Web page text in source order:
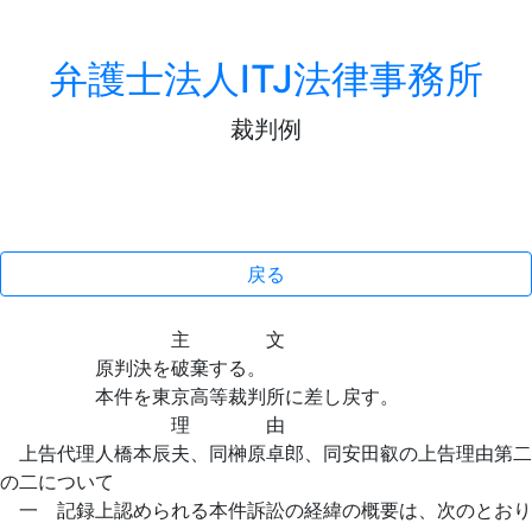
弁護士法人ITJ法律事務所
裁判例
戻る
主 文
原判決を破棄する。
本件を東京高等裁判所に差し戻す。
理 由
上告代理人橋本辰夫、同榊原卓郎、同安田叡の上告理由第二
の二について
一 記録上認められる本件訴訟の経緯の概要は、次のとおり